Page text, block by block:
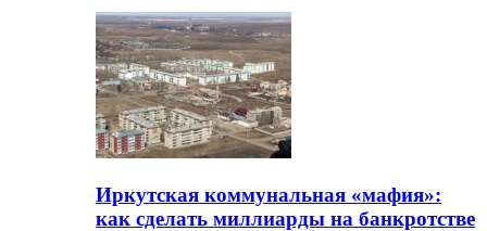
Иркутская коммунальная «мафия»:
как сделать миллиарды на банкротстве